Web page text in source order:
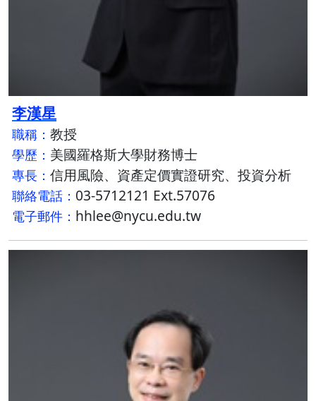
李漢星
職稱： 教授
學歷： 美國羅格斯大學財務博士
專長： 信用風險、資產定價實證研究、投資分析
聯絡電話： 03-5712121 Ext.57076
電子郵件： hhlee@nycu.edu.tw